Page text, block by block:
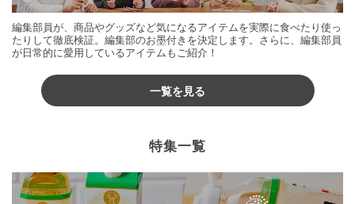
編集部員が、商品やグッズなど気になるアイテムを実際に食べたり使っ
たりして徹底検証。編集部のお墨付きを決定します。さらに、編集部員
が日常的に愛用しているアイテムもご紹介！
一覧を見る
特集一覧